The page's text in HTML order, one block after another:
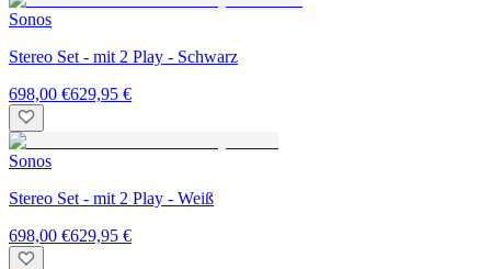
Sonos
Stereo Set - mit 2 Play - Schwarz
698,00 €629,95 €
Sonos
Stereo Set - mit 2 Play - Weiß
698,00 €629,95 €